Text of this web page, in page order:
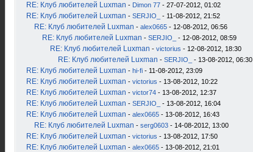
RE: Клуб любителей Luxman - Dimon 77 - 27-07-2012, 01:02
RE: Клуб любителей Luxman - SERJIO_ - 11-08-2012, 21:52
RE: Клуб любителей Luxman - alex0665 - 12-08-2012, 06:56
RE: Клуб любителей Luxman - SERJIO_ - 12-08-2012, 08:59
RE: Клуб любителей Luxman - victorius - 12-08-2012, 18:30
RE: Клуб любителей Luxman - SERJIO_ - 13-08-2012, 06:30
RE: Клуб любителей Luxman - hi-fi - 11-08-2012, 23:09
RE: Клуб любителей Luxman - victorius - 13-08-2012, 10:22
RE: Клуб любителей Luxman - victor74 - 13-08-2012, 12:37
RE: Клуб любителей Luxman - SERJIO_ - 13-08-2012, 16:04
RE: Клуб любителей Luxman - alex0665 - 13-08-2012, 16:43
RE: Клуб любителей Luxman - serg0603 - 14-08-2012, 13:00
RE: Клуб любителей Luxman - victorius - 13-08-2012, 17:50
RE: Клуб любителей Luxman - alex0665 - 13-08-2012, 21:01